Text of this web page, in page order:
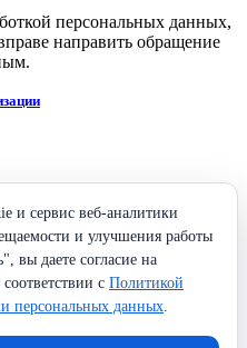
персональных данных,
направить обращение
и сервис веб-аналитики
и улучшения работы
вы даете согласие на
с Политикой
персональных данных.